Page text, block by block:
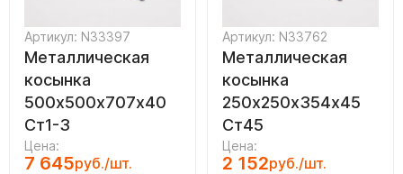
Артикул: N33397
Металлическая
косынка
500х500х707х40
Ст1-3
Цена:
7 645руб./шт.
Артикул: N33762
Металлическая
косынка
250х250х354х45
Ст45
Цена:
2 152руб./шт.